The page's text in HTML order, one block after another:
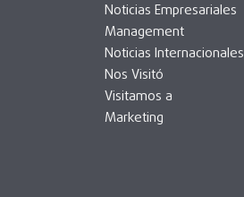
Noticias Empresariales
Management
Noticias Internacionales
Nos Visitó
Visitamos a
Marketing